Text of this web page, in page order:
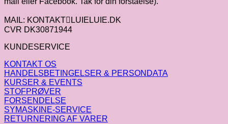
MAIL: KONTAKTLUIELUIE.DK
CVR DK30871944
KUNDESERVICE
KONTAKT OS
HANDELSBETINGELSER & PERSONDATA
KURSER & EVENTS
STOFPRØVER
FORSENDELSE
SYMASKINE-SERVICE
RETURNERING AF VARER